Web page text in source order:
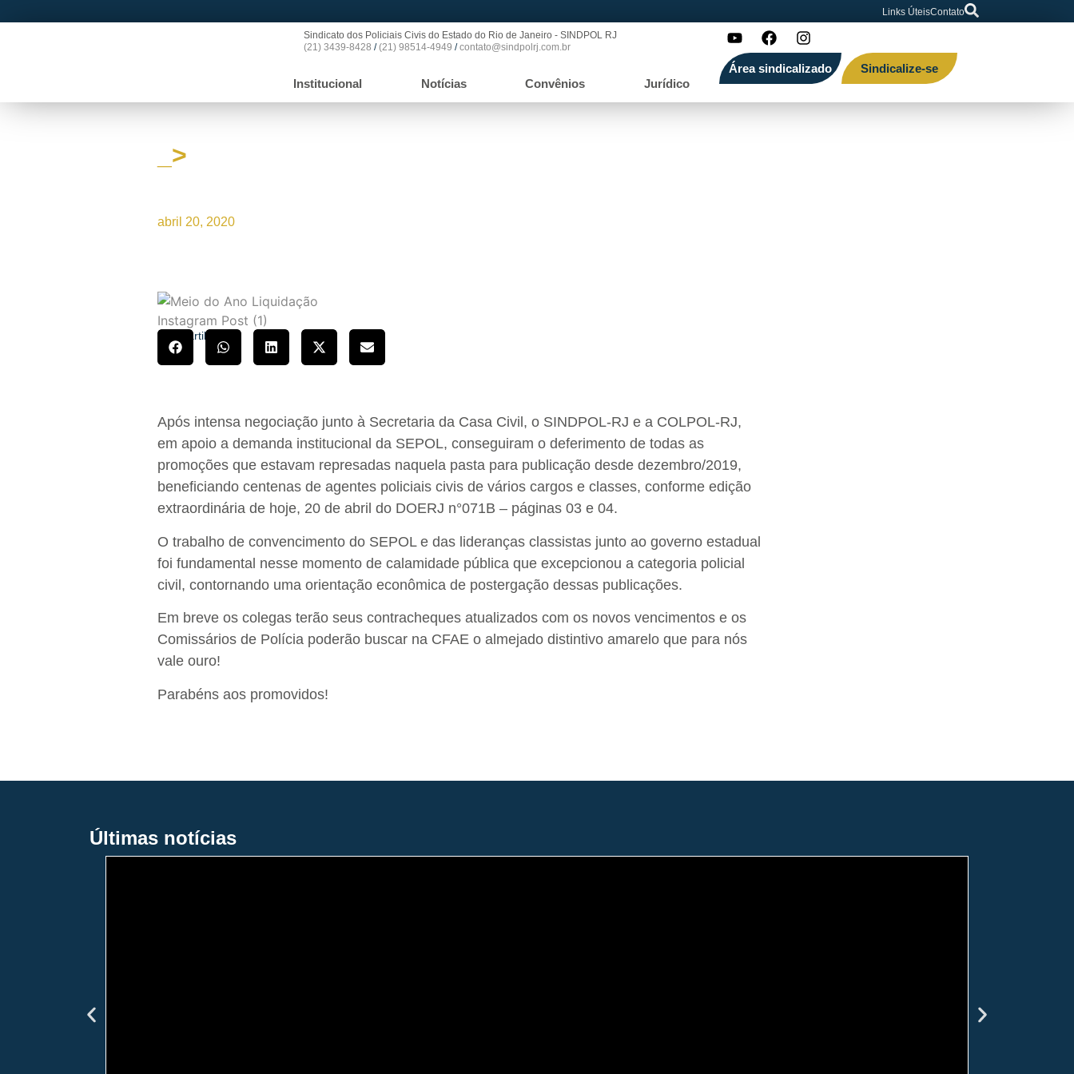
Links ÚteisContato
Sindicato dos Policiais Civis do Estado do Rio de Janeiro - SINDPOL RJ
(21) 3439-8428 /(21) 98514-4949 /contato@sindpolrj.com.br
Institucional Notícias Convênios Jurídico
Área sindicalizado Sindicalize-se
_>
abril 20, 2020
Compartilhe!
Após intensa negociação junto à Secretaria da Casa Civil, o SINDPOL-RJ e a COLPOL-RJ,
em apoio a demanda institucional da SEPOL, conseguiram o deferimento de todas as
promoções que estavam represadas naquela pasta para publicação desde dezembro/2019,
beneficiando centenas de agentes policiais civis de vários cargos e classes, conforme edição
extraordinária de hoje, 20 de abril do DOERJ n°071B – páginas 03 e 04.
O trabalho de convencimento do SEPOL e das lideranças classistas junto ao governo estadual
foi fundamental nesse momento de calamidade pública que excepcionou a categoria policial
civil, contornando uma orientação econômica de postergação dessas publicações.
Em breve os colegas terão seus contracheques atualizados com os novos vencimentos e os
Comissários de Polícia poderão buscar na CFAE o almejado distintivo amarelo que para nós
vale ouro!
Parabéns aos promovidos!
Últimas notícias